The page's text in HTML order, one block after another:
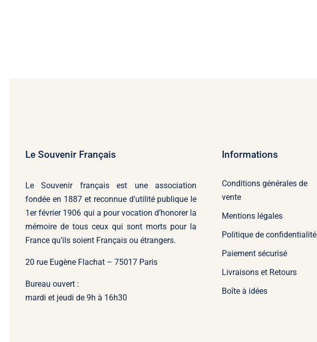
Le Souvenir Français
Le Souvenir françaisest une association
fondée en 1887 et reconnue d’utilité publique le
1er février 1906 qui a pour vocation d’honorer la
mémoire de tous ceux qui sont morts pour la
France qu’ils soient Français ou étrangers.
20 rue Eugène Flachat – 75017 Paris
Bureau ouvert :
mardi et jeudi de 9h à 16h30
Informations
Conditions générales de
vente
Mentions légales
Politique de confidentialité
Paiement sécurisé
Livraisons et Retours
Boîte à idées